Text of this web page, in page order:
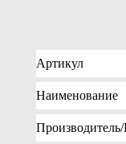
Артикул
Наименование
Производитель/